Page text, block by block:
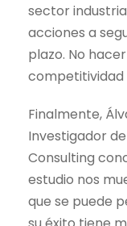
sector
acciones a
plazo. No
competitividad
Finalmente,
Investigador de
Consulting
estudio nos
que se puede